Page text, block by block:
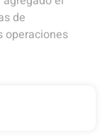
de
operaciones